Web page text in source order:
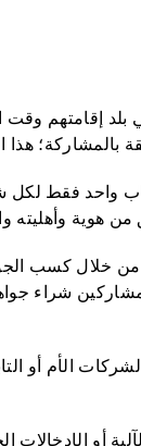
إقامتهم وقت
بالمشاركة؛ هذا
واحد فقط
وأهليته
من خلال كسب
شراء
الأم أو
الإدخالات